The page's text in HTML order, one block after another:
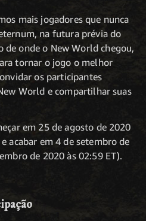
mais jogadores que nunca
na futura prévia do
de onde o New World chegou,
tornar o jogo o melhor
os participantes
World e compartilhar suas
em 25 de agosto de 2020
acabar em 4 de setembro de
de 2020 às 02:59 ET).